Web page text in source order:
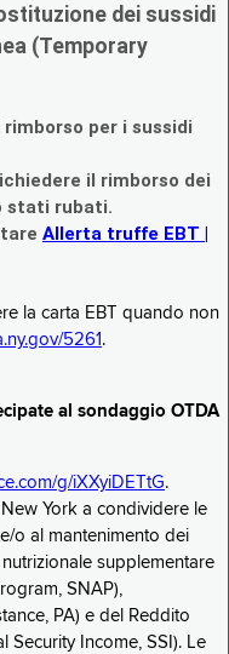
dei sussidi
(Temporary
per i sussidi
il rimborso dei
stati rubati.
Allerta truffe EBT |
la carta EBT quando non
5261 .
al sondaggio OTDA
g/iXXyiDETtG.
York a condividere le
o al mantenimento dei
supplementare
SNAP),
PA) e del Reddito
Security Income, SSI). Le